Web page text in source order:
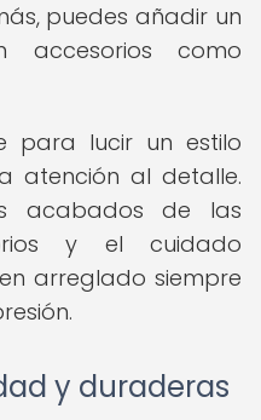
puedes añadir un
como
para lucir un estilo
atención al detalle.
acabados de las
y el cuidado
arreglado siempre
y duraderas